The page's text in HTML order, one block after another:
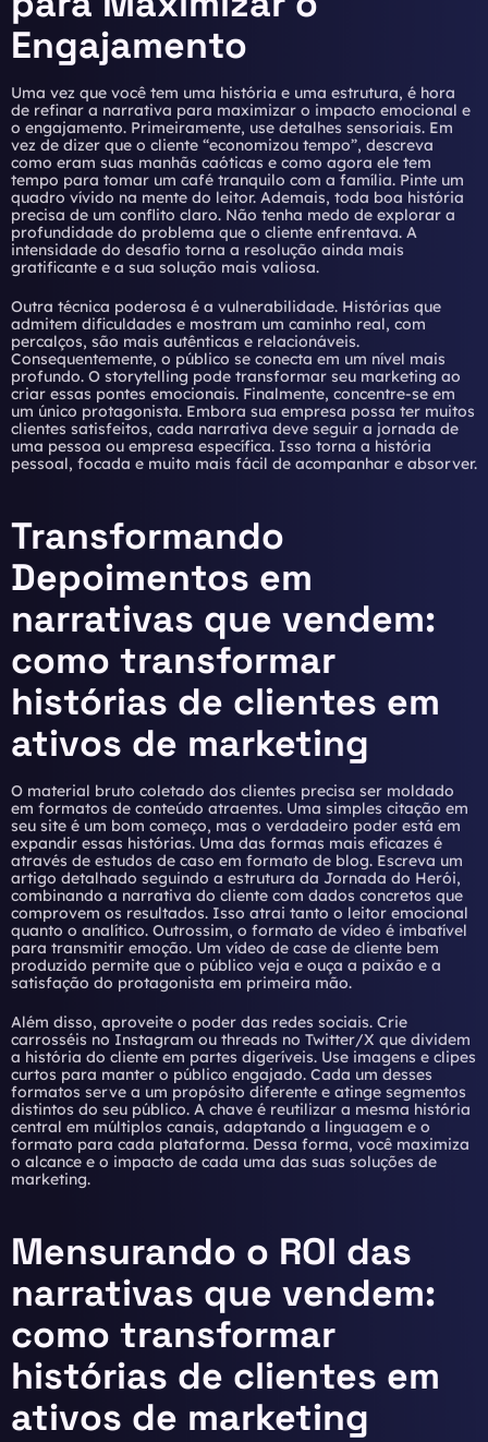
Engajamento
Uma vez que você tem uma história e uma estrutura, é hora
de refinar a narrativa para maximizar o impacto emocional e
o engajamento. Primeiramente, use detalhes sensoriais. Em
vez de dizer que o cliente “economizou tempo”, descreva
como eram suas manhãs caóticas e como agora ele tem
tempo para tomar um café tranquilo com a família. Pinte um
quadro vívido na mente do leitor. Ademais, toda boa história
precisa de um conflito claro. Não tenha medo de explorar a
profundidade do problema que o cliente enfrentava. A
intensidade do desafio torna a resolução ainda mais
gratificante e a sua solução mais valiosa.
Outra técnica poderosa é a vulnerabilidade. Histórias que
admitem dificuldades e mostram um caminho real, com
percalços, são mais autênticas e relacionáveis.
Consequentemente, o público se conecta em um nível mais
profundo. O storytelling pode transformar seu marketing ao
criar essas pontes emocionais. Finalmente, concentre-se em
um único protagonista. Embora sua empresa possa ter muitos
clientes satisfeitos, cada narrativa deve seguir a jornada de
uma pessoa ou empresa específica. Isso torna a história
pessoal, focada e muito mais fácil de acompanhar e absorver.
Transformando
Depoimentos em
narrativas que vendem:
como transformar
histórias de clientes em
ativos de marketing
O material bruto coletado dos clientes precisa ser moldado
em formatos de conteúdo atraentes. Uma simples citação em
seu site é um bom começo, mas o verdadeiro poder está em
expandir essas histórias. Uma das formas mais eficazes é
através de estudos de caso em formato de blog. Escreva um
artigo detalhado seguindo a estrutura da Jornada do Herói,
combinando a narrativa do cliente com dados concretos que
comprovem os resultados. Isso atrai tanto o leitor emocional
quanto o analítico. Outrossim, o formato de vídeo é imbatível
para transmitir emoção. Um vídeo de case de cliente bem
produzido permite que o público veja e ouça a paixão e a
satisfação do protagonista em primeira mão.
Além disso, aproveite o poder das redes sociais. Crie
carrosséis no Instagram ou threads no Twitter/X que dividem
a história do cliente em partes digeríveis. Use imagens e clipes
curtos para manter o público engajado. Cada um desses
formatos serve a um propósito diferente e atinge segmentos
distintos do seu público. A chave é reutilizar a mesma história
central em múltiplos canais, adaptando a linguagem e o
formato para cada plataforma. Dessa forma, você maximiza
o alcance e o impacto de cada uma das suas soluções de
marketing.
Mensurando o ROI das
narrativas que vendem:
como transformar
histórias de clientes em
ativos de marketing